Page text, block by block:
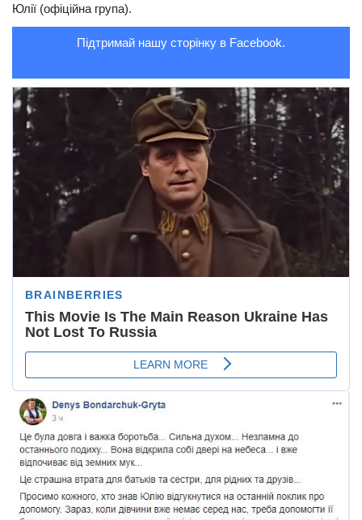
Юлії (офіційна група).
Підтримай нашу сторінку в Facebook.